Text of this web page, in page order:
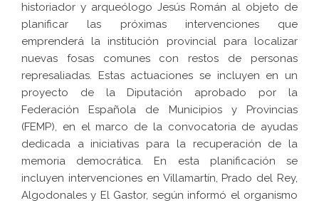
historiador y arqueólogo Jesús Román al objeto de
planificar las próximas intervenciones que
emprenderá la institución provincial para localizar
nuevas fosas comunes con restos de personas
represaliadas. Estas actuaciones se incluyen en un
proyecto de la Diputación aprobado por la
Federación Española de Municipios y Provincias
(FEMP), en el marco de la convocatoria de ayudas
dedicada a iniciativas para la recuperación de la
memoria democrática. En esta planificación se
incluyen intervenciones en Villamartín, Prado del Rey,
Algodonales y El Gastor, según informó el organismo